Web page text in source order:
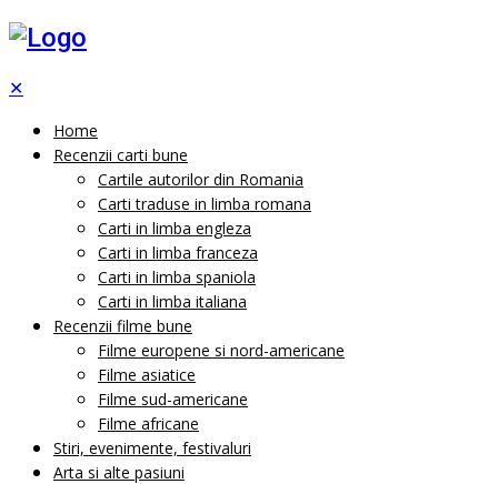
✕
Home
Recenzii carti bune
Cartile autorilor din Romania
Carti traduse in limba romana
Carti in limba engleza
Carti in limba franceza
Carti in limba spaniola
Carti in limba italiana
Recenzii filme bune
Filme europene si nord-americane
Filme asiatice
Filme sud-americane
Filme africane
Stiri, evenimente, festivaluri
Arta si alte pasiuni